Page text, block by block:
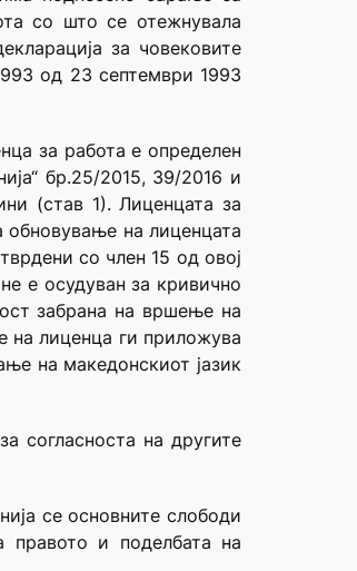
со што се отежнувала
за човековите
од 23 септември 1993
за работа е определен
бр.25/2015, 39/2016 и
(став 1). Лиценцата за
обновување на лиценцата
со член 15 од овој
е осудуван за кривично
забрана на вршење на
на лиценца ги приложува
на македонскиот јазик
согласноста на другите
се основните слободи
правото и поделбата на